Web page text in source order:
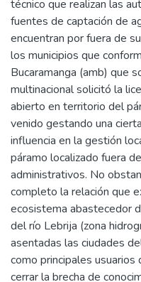
técnico que realizan las
fuentes de captación de
encuentran por fuera de
los municipios que
Bucaramanga (amb) que
multinacional solicitó la
abierto en territorio del
venido gestando una
influencia en la gestión
páramo localizado fuera
administrativos. No
completo la relación que
ecosistema abastecedor
del río Lebrija (zona
asentadas las ciudades
como principales
cerrar la brecha de